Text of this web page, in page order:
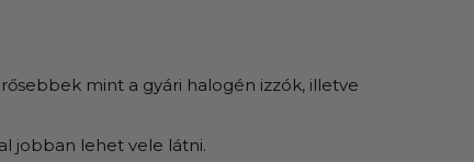
mint a gyári halogén izzók, illetve
jobban lehet vele látni.